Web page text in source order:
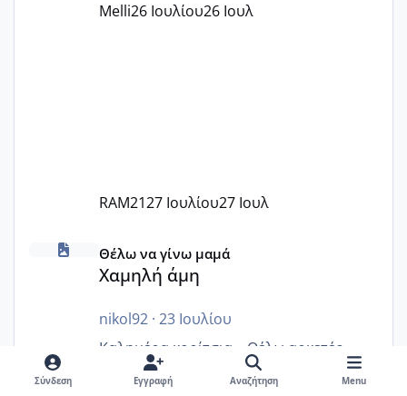
Εγώ πήγα σε έναν ιδιωτικό παιδικό στ
Melli26 Ιουλίου26 Ιουλ
RAM2127 Ιουλίου27 Ιουλ
Χαμηλή άμη
Θέλω να γίνω μαμά
Χαμηλή άμη
nikol92· 23 Ιουλίου
Καλημέρα κορίτσια... Θέλω αρκετές
απόψεις, γιατί κοντεύω να τρελαθώ από
προχτές.. Η αμη πόσο ρόλο παίζει?
Σύνδεση Εγγραφή Αναζήτηση Menu